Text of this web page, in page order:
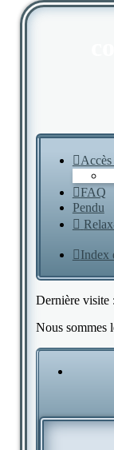
FAQ
Pendu
Index
Dernière visite
Nous sommes